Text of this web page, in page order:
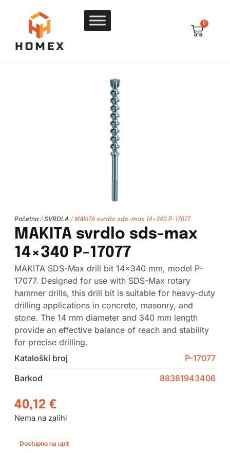
0
Početna/ SVRDLA/ MAKITA svrdlo sds-max 14×340 P-17077
MAKITA svrdlo sds-max
14×340 P-17077
MAKITA SDS-Max drill bit 14×340 mm, model P-
17077. Designed for use with SDS-Max rotary
hammer drills, this drill bit is suitable for heavy-duty
drilling applications in concrete, masonry, and
stone. The 14 mm diameter and 340 mm length
provide an effective balance of reach and stability
for precise drilling.
Kataloški broj
P-17077
Barkod
88381943406
40,12 €
Nema na zalihi
Dostupno na upit